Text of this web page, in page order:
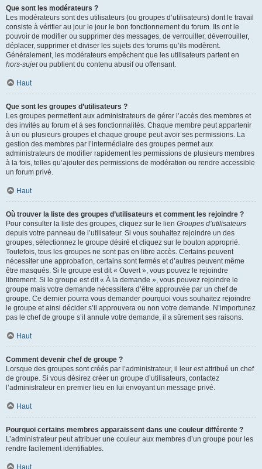
Que sont les modérateurs ?
Les modérateurs sont des utilisateurs (ou groupes d’utilisateurs) dont le travail
consiste à vérifier au jour le jour le bon fonctionnement du forum. Ils ont le
pouvoir de modifier ou supprimer des messages, de verrouiller, déverrouiller,
déplacer, supprimer et diviser les sujets des forums qu’ils modèrent.
Généralement, les modérateurs empêchent que les utilisateurs partent en
hors-sujetou publient du contenu abusif ou offensant.
Haut
Que sont les groupes d’utilisateurs ?
Les groupes permettent aux administrateurs de gérer l’accès des membres et
des invités au forum et à ses fonctionnalités. Chaque membre peut appartenir
à un ou plusieurs groupes et chaque groupe peut avoir ses permissions. La
gestion des membres par l’intermédiaire des groupes permet aux
administrateurs de modifier rapidement les permissions de plusieurs membres
à la fois, telles qu’ajouter des permissions de modération ou rendre accessible
un forum privé.
Haut
Où trouver la liste des groupes d’utilisateurs et comment les rejoindre ?
Pour consulter la liste des groupes, cliquez sur le lien Groupes d’utilisateurs
depuis votre panneau de l’utilisateur. Si vous souhaitez rejoindre un des
groupes, sélectionnez le groupe désiré et cliquez sur le bouton approprié.
Toutefois, tous les groupes ne sont pas en libre accès. Certains peuvent
nécessiter une approbation, certains sont fermés et d’autres peuvent même
être masqués. Si le groupe est dit « Ouvert », vous pouvez le rejoindre
librement. Si le groupe est dit « À la demande », vous pouvez rejoindre le
groupe mais votre demande nécessitera d’être approuvée par un chef de
groupe. Ce dernier pourra vous demander pourquoi vous souhaitez rejoindre
le groupe et ainsi décider s’il approuvera ou non votre demande. N’importunez
pas le chef de groupe s’il annule votre demande, il a sûrement ses raisons.
Haut
Comment devenir chef de groupe ?
Lorsque des groupes sont créés par l’administrateur, il leur est attribué un chef
de groupe. Si vous désirez créer un groupe d’utilisateurs, contactez
l’administrateur en premier lieu en lui envoyant un message privé.
Haut
Pourquoi certains membres apparaissent dans une couleur différente ?
L’administrateur peut attribuer une couleur aux membres d’un groupe pour les
rendre facilement identifiables.
Haut